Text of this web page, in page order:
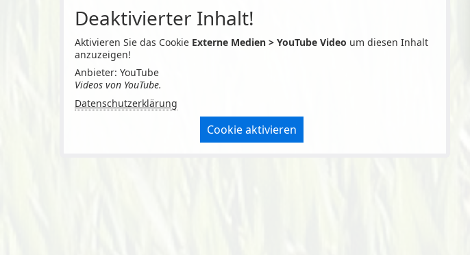
Deaktivierter Inhalt!
Aktivieren Sie das Cookie Externe Medien > YouTube Video um diesen Inhalt
anzuzeigen!
Anbieter: YouTube
Videos von YouTube.
Datenschutzerklärung
Cookie aktivieren